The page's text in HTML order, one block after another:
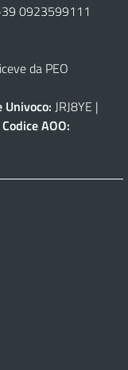
0923599111
da PEO
Univoco: JRJ8YE |
Codice AOO: